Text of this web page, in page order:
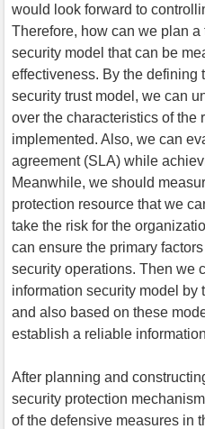
would look forward to
Therefore, how can we plan
security model that can be
effectiveness. By the defining
security trust model, we can
over the characteristics of the
implemented. Also, we can
agreement (SLA) while
Meanwhile, we should
protection resource that we
take the risk for the
can ensure the primary
security operations. Then we
information security model by
and also based on these
establish a reliable
After planning and
security protection
of the defensive measures in